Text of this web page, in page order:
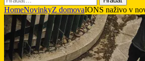
HomeNovinkyZ domovaIONS naživo v